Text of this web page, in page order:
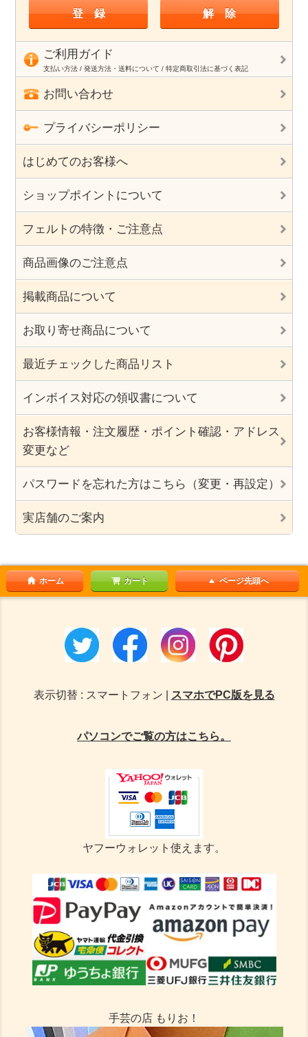
ご利用ガイド
支払い方法 / 発送方法・送料について / 特定商取引法に基づく表記
お問い合わせ
プライバシーポリシー
はじめてのお客様へ
ショップポイントについて
フェルトの特徴・ご注意点
商品画像のご注意点
掲載商品について
お取り寄せ商品について
最近チェックした商品リスト
インボイス対応の領収書について
お客様情報・注文履歴・ポイント確認・アドレス
変更など
パスワードを忘れた方はこちら（変更・再設定）
実店舗のご案内
ホーム カート ページ先頭へ
表示切替 : スマートフォン | スマホでPC版を見る
パソコンでご覧の方はこちら。
ヤフーウォレット使えます。
手芸の店 もりお！